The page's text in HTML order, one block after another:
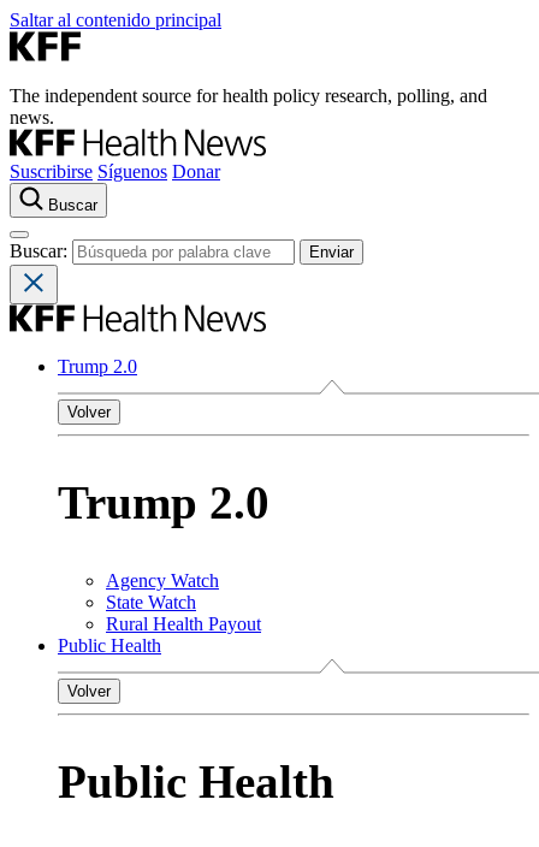
Saltar al contenido principal
The independent source for health policy research, polling, and
news.
Suscribirse Síguenos Donar
Buscar
Buscar:
Trump 2.0
Volver
Trump 2.0
Agency Watch
State Watch
Rural Health Payout
Public Health
Volver
Public Health